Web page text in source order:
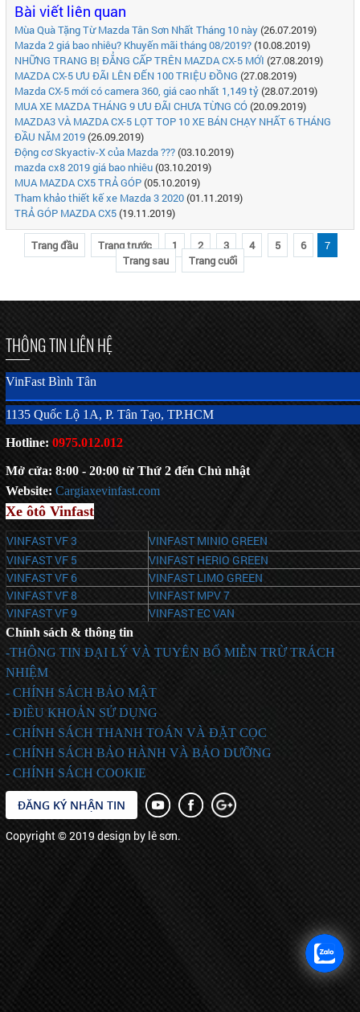
Bài viết liên quan
Mùa Quà Tặng Từ Mazda Tân Sơn Nhất Tháng 10 này(26.07.2019)
Mazda 2 giá bao nhiêu? Khuyến mãi tháng 08/2019?(10.08.2019)
NHỮNG TRANG BỊ ĐẲNG CẤP TRÊN MAZDA CX-5 MỚI (27.08.2019)
MAZDA CX-5 ƯU ĐÃI LÊN ĐẾN 100 TRIỆU ĐỒNG (27.08.2019)
Mazda CX-5 mới có camera 360, giá cao nhất 1,149 tỷ(28.07.2019)
MUA XE MAZDA THÁNG 9 ƯU ĐÃI CHƯA TỪNG CÓ(20.09.2019)
MAZDA3 VÀ MAZDA CX-5 LỌT TOP 10 XE BÁN CHẠY NHẤT 6 THÁNG
ĐẦU NĂM 2019(26.09.2019)
Động cơ Skyactiv-X của Mazda ???(03.10.2019)
mazda cx8 2019 giá bao nhiêu(03.10.2019)
MUA MAZDA CX5 TRẢ GÓP(05.10.2019)
Tham khảo thiết kế xe Mazda 3 2020(01.11.2019)
TRẢ GÓP MAZDA CX5(19.11.2019)
Trang đầu Trang trước 1 2 3 4 5 6
7
Trang sau
Trang cuối
THÔNG TIN LIÊN HỆ
VinFast Bình Tân
1135 Quốc Lộ 1A, P. Tân Tạo, TP.HCM
Hotline: 0975.012.012
Mở cửa: 8:00 - 20:00 từ Thứ 2 đến Chủ nhật
Website: Cargiaxevinfast.com
Xe ôtô Vinfast
VINFAST VF 3
VINFAST MINIO GREEN
VINFAST VF 5
VINFAST HERIO GREEN
VINFAST VF 6
VINFAST LIMO GREEN
VINFAST VF 8
VINFAST MPV 7
VINFAST VF 9
VINFAST EC VAN
Chính sách & thông tin
-THÔNG TIN ĐẠI LÝ VÀ TUYÊN BỐ MIỄN TRỪ TRÁCH
NHIỆM
- CHÍNH SÁCH BẢO MẬT
- ĐIỀU KHOẢN SỬ DỤNG
- CHÍNH SÁCH THANH TOÁN VÀ ĐẶT CỌC
- CHÍNH SÁCH BẢO HÀNH VÀ BẢO DƯỠNG
- CHÍNH SÁCH COOKIE
ĐĂNG KÝ NHẬN TIN
Copyright © 2019 design by lê sơn.